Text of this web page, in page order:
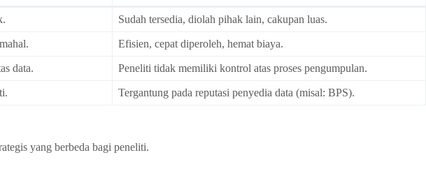
Sudah tersedia, diolah pihak lain, cakupan luas.
Efisien, cepat diperoleh, hemat biaya.
data. Peneliti tidak memiliki kontrol atas proses pengumpulan.
Tergantung pada reputasi penyedia data (misal: BPS).
yang berbeda bagi peneliti.